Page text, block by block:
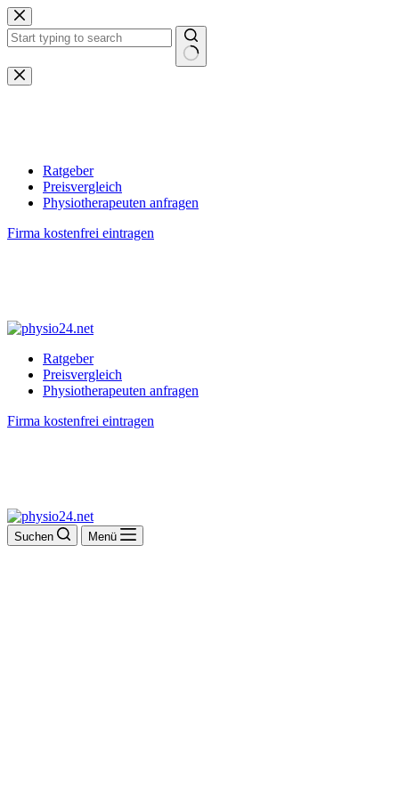
Zum
Inhalt
springen
Keine
Ergebnisse
Ratgeber
Preisvergleich
Physiotherapeuten anfragen
Firma kostenfrei eintragen
Ratgeber
Preisvergleich
Physiotherapeuten anfragen
Firma kostenfrei eintragen
Suchen Menü